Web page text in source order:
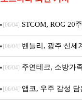
[06/04] STCOM, ROG 20
Crosshair X870E
[06/04] 벤틀리, 광주 신세
픈
[06/04] 주연테크, 소방가
니터·스마트 펫 침대 기
[06/04] 앱코, 우주 감성